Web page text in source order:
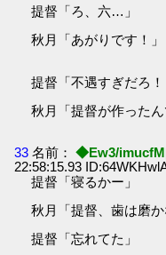
提督「ろ、六…」
秋月「あがりです！」
提督「不遇すぎだろ
秋月「提督が作ったん
33 名前： ◆Ew3/imucfM
22:58:15.93
提督「寝るかー」
秋月「提督、歯は磨か
提督「忘れてた」